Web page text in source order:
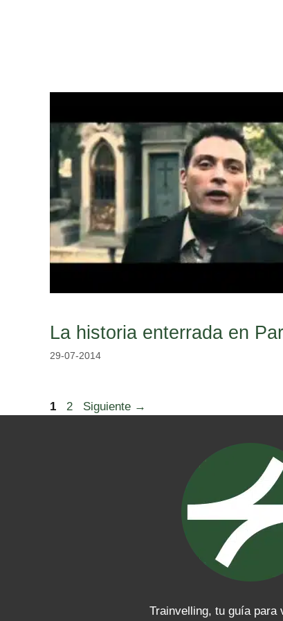
La historia enterrada en
29-07-2014
Página
1 Página
2 Siguiente →
Trainvelling, tu guía para